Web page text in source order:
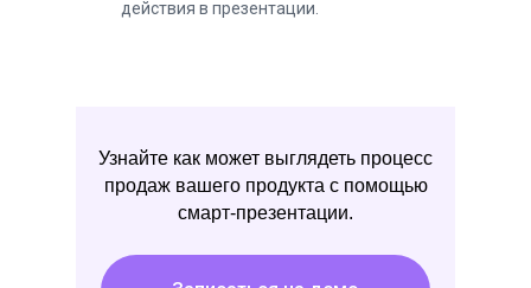
действия в презентации.
Узнайте как может выглядеть процесс
продаж вашего продукта с помощью
смарт-презентации.